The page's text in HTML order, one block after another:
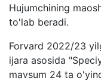
Hujumchining
to'lab beradi.
Forvard 2022/23
ijara asosida
mavsum 24 ta